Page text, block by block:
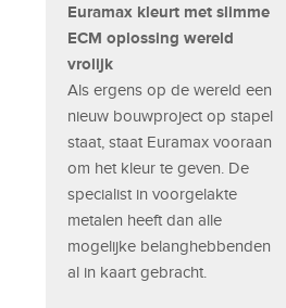
Euramax kleurt met slimme
ECM oplossing wereld
vrolijk
Als ergens op de wereld een
nieuw bouwproject op stapel
staat, staat Euramax vooraan
om het kleur te geven. De
specialist in voorgelakte
metalen heeft dan alle
mogelijke belanghebbenden
al in kaart gebracht.